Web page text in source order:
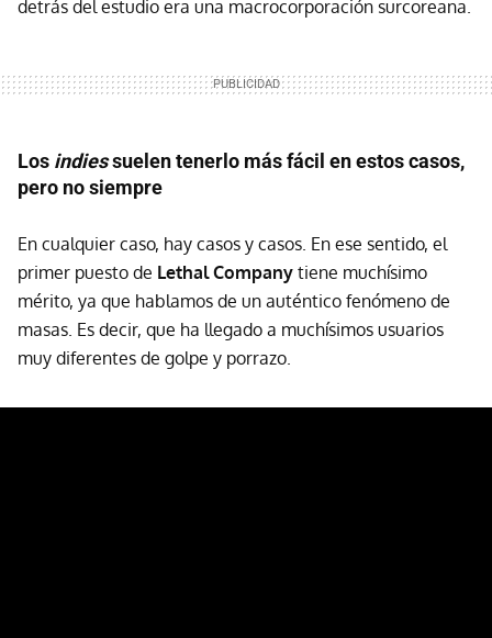
detrás del estudio era una macrocorporación surcoreana.
Los indiessuelen tenerlo más fácil en estos casos,
pero no siempre
En cualquier caso, hay casos y casos. En ese sentido, el
primer puesto de Lethal Company tiene muchísimo
mérito, ya que hablamos de un auténtico fenómeno de
masas. Es decir, que ha llegado a muchísimos usuarios
muy diferentes de golpe y porrazo.